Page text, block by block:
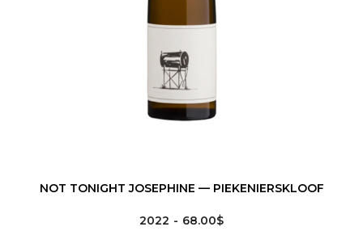
NOT TONIGHT JOSEPHINE — PIEKENIERSKLOOF
2022 68.00$